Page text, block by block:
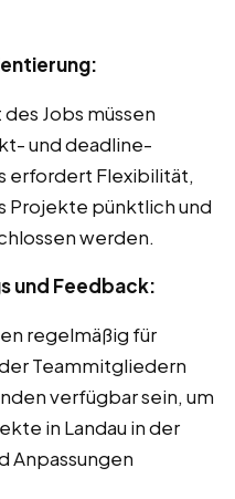
Jobs müssen
und deadline-
erfordert Flexibilität,
Projekte pünktlich und
werden.
und Feedback:
regelmäßig für
Teammitgliedern
verfügbar sein, um
in Landau in der
Anpassungen